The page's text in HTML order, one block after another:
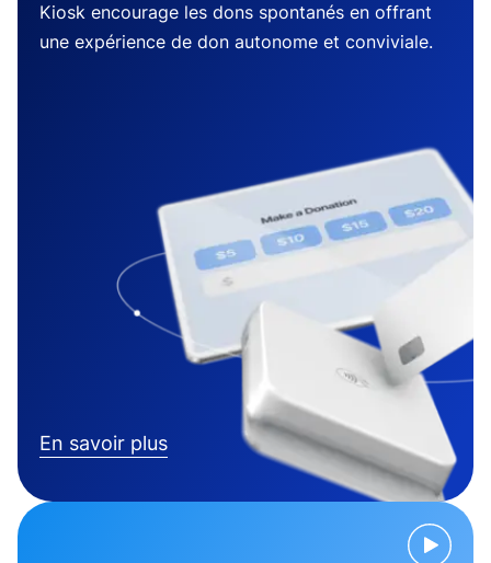
Kiosk encourage les dons spontanés en offrant
une expérience de don autonome et conviviale.
En savoir plus